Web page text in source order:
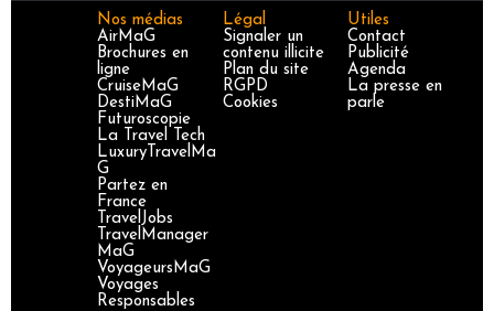
Nos médias
AirMaG
Brochures en
ligne
CruiseMaG
DestiMaG
Futuroscopie
La Travel Tech
LuxuryTravelMa
G
Partez en
France
TravelJobs
TravelManager
MaG
VoyageursMaG
Voyages
Responsables
Légal
Signaler un
contenu illicite
Plan du site
RGPD
Cookies
Utiles
Contact
Publicité
Agenda
La presse en
parle